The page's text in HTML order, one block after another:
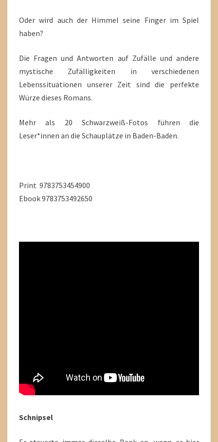
Oder wird auch der Himmel seine Finger im Spiel
haben?
Die Fragen und Antworten auf Zufälle und andere
mystische Zufälligkeiten in verschiedenen
Lebenssituationen unserer Zeit sind die perfekte
Würze dieses Romans.
Mehr als 20 Schwarzweiß-Fotos führen die
Leser*innen an die Schauplätze in Baden-Baden.
Print 9783753454900
Ebook 9783753492650
Schnipsel